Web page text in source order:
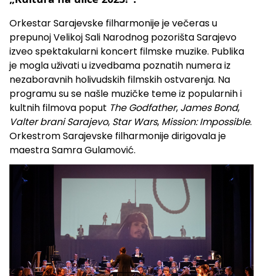
Orkestar Sarajevske filharmonije je večeras u
prepunoj Velikoj Sali Narodnog pozorišta Sarajevo
izveo spektakularni koncert filmske muzike. Publika
je mogla uživati u izvedbama poznatih numera iz
nezaboravnih holivudskih filmskih ostvarenja. Na
programu su se našle muzičke teme iz popularnih i
kultnih filmova poput The Godfather, James Bond,
Valter brani Sarajevo, Star Wars, Mission: Impossible.
Orkestrom Sarajevske filharmonije dirigovala je
maestra Samra Gulamović.